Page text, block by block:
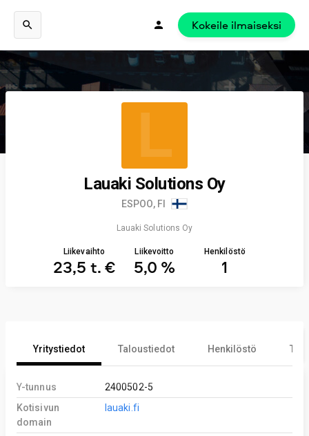
Kokeile ilmaiseksi
L
Lauaki Solutions Oy
ESPOO, FI
Lauaki Solutions Oy
Liikevaihto
23,5 t. €
Liikevoitto
5,0 %
Henkilöstö
1
Yritystiedot Taloustiedot Henkilöstö
Y-tunnus
2400502-5
Kotisivun
domain
lauaki.fi